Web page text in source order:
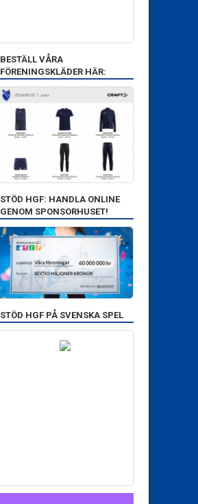
BESTÄLL VÅRA
FÖRENINGSKLÄDER HÄR:
STÖD HGF: HANDLA ONLINE
GENOM SPONSORHUSET!
STÖD HGF PÅ SVENSKA SPEL